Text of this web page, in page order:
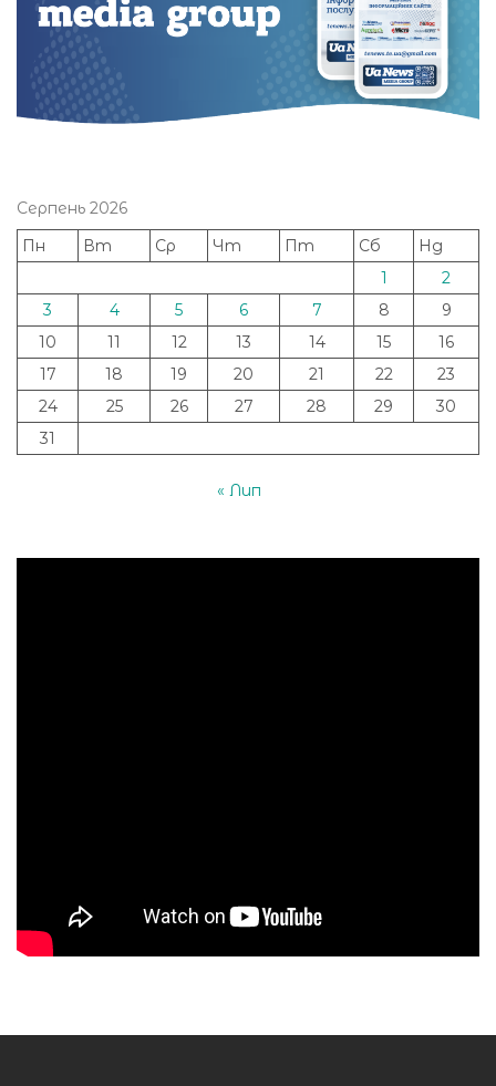
Серпень 2026
Пн
Вт Ср Чт Пт Сб
Нд
1
2
3
4 5 6 7 8
9
10
11 12 13 14 15
16
17
18 19 20 21 22
23
24
25 26 27 28 29
30
31
« Лип